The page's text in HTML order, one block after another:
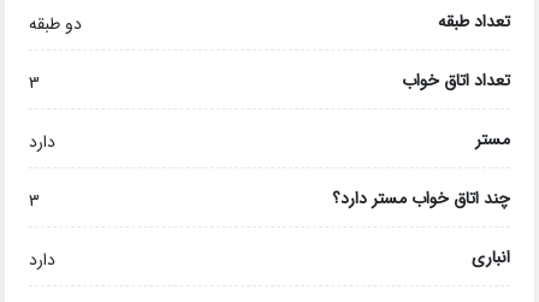
تعداد طبقه دو طبقه
تعداد اتاق خواب 3
مستر دارد
چند اتاق خواب مستر دارد؟ 3
انباری دارد